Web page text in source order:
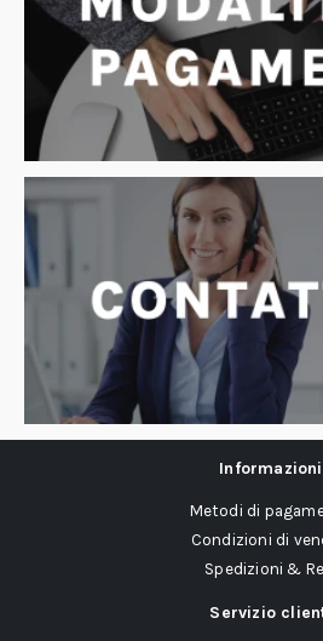
Informazioni
Metodi di
Condizioni di
Spedizioni &
Servizio